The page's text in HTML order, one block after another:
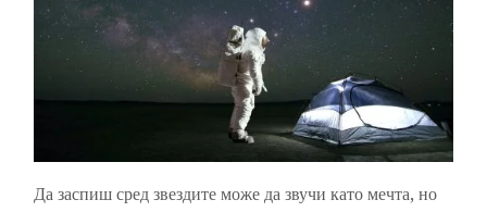
Да заспиш сред звездите може да звучи като мечта, но